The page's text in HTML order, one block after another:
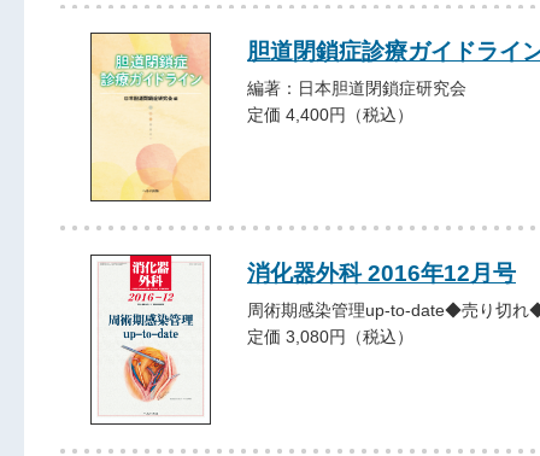
胆道閉鎖症診療ガイドライ
編著：日本胆道閉鎖症研究会
定価 4,400円（税込）
消化器外科 2016年12月号
周術期感染管理up-to-date◆売り切れ
定価 3,080円（税込）